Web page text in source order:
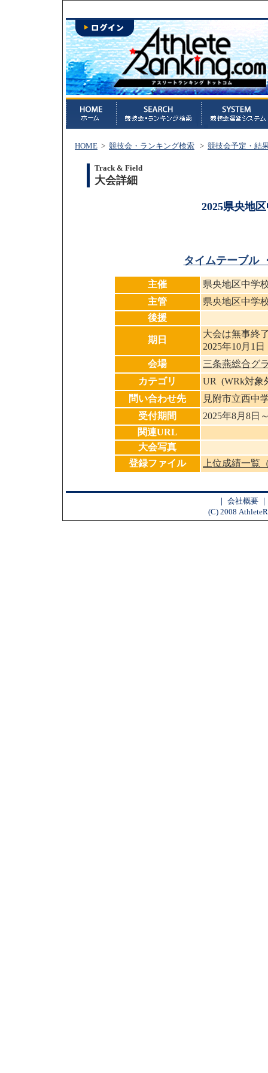
HOME > 競技会・ランキング検索 > 競技会予定・結
Track & Field
大会詳細
2025県央地
タイムテーブル
主催
県央地区中学
主管
県央地区中学
後援
期日
大会は無事終
2025年10月1日
会場
三条燕総合グ
カテゴリ
UR (WRk対象
問い合わせ先
見附市立西
受付期間
2025年8月8日
関連URL
大会写真
登録ファイル
上位成績一覧
｜ 会社概要
(C) 2008